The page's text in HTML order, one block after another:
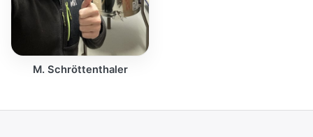
M. Schröttenthaler